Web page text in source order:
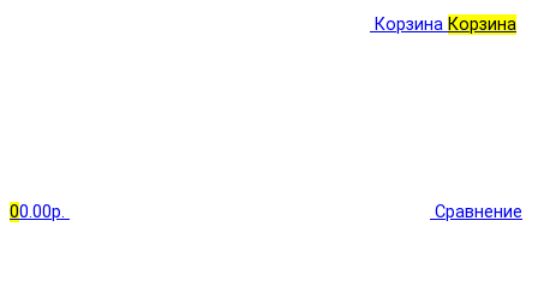
Корзина Корзина
00.00р. Сравнение